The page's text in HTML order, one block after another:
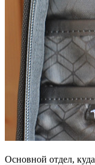
Основной отдел,